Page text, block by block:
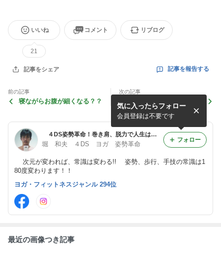
いいね
21
コメント リブログ
記事をシェア 記事を報告する
前の記事
寝ながらお腹が細くなる？？
次の記事
気功で皺を取る？
４DS姿勢革命！巻き肩、脱力で人生は好転する♪堀和夫
堀 和夫 ４DS ヨガ 姿勢革命
80度変わります！！
気に入ったらフォロー
会員登録は不要です
フォロー
ヨガ・フィットネスジャンル 294位
最近の画像つき記事